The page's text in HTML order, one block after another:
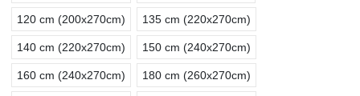
120 cm (200x270cm) 135 cm (220x270cm)
140 cm (220x270cm) 150 cm (240x270cm)
160 cm (240x270cm) 180 cm (260x270cm)